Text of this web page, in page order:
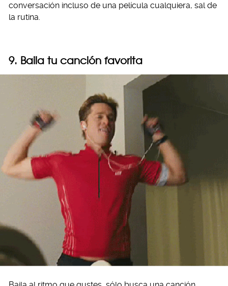
conversación incluso de una película cualquiera, sal de
la rutina.
9. Baila tu canción favorita